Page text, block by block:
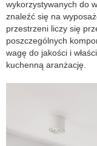
wykorzystywanych do
znaleźć się na
przestrzeni liczy się
poszczególnych
wagę do jakości i
kuchenną aranżację.